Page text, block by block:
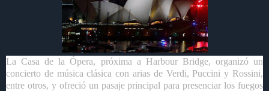
La Casa de la Ópera, próxima a Harbour Bridge, organizó un
concierto de música clásica con arias de Verdi, Puccini y Rossini,
entre otros, y ofreció un pasaje principal para presenciar los fuegos